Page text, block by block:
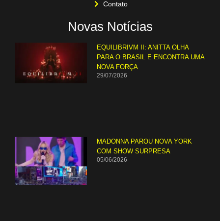
Contato
Novas Notícias
EQUILIBRIVM II: ANITTA OLHA
PARA O BRASIL E ENCONTRA UMA
NOVA FORÇA
29/07/2026
MADONNA PAROU NOVA YORK
COM SHOW SURPRESA
05/06/2026